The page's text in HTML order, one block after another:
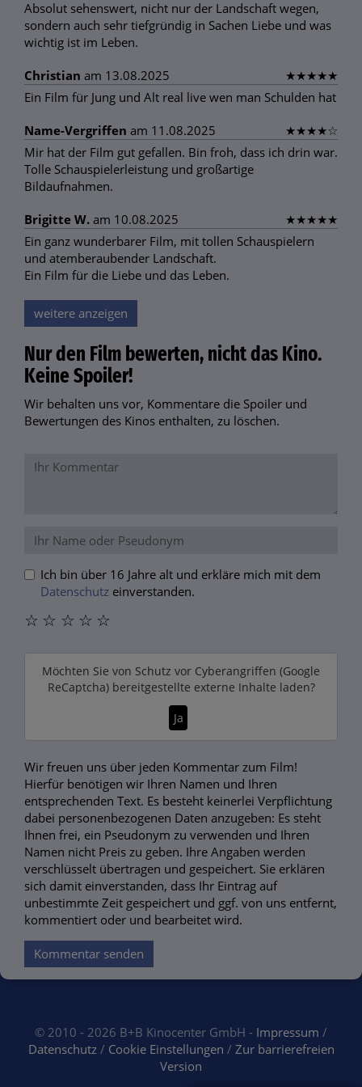
Absolut sehenswert, nicht nur der Landschaft wegen,
sondern auch sehr tiefgründig in Sachen Liebe und was
wichtig ist im Leben.
Christian am 13.08.2025 ★★★★★
Ein Film für Jung und Alt real live wen man Schulden hat
Name-Vergriffen am 11.08.2025 ★★★★☆
Mir hat der Film gut gefallen. Bin froh, dass ich drin war.
Tolle Schauspielerleistung und großartige
Bildaufnahmen.
Brigitte W. am 10.08.2025 ★★★★★
Ein ganz wunderbarer Film, mit tollen Schauspielern
und atemberaubender Landschaft.
Ein Film für die Liebe und das Leben.
weitere anzeigen
Nur den Film bewerten, nicht das Kino.
Keine Spoiler!
Wir behalten uns vor, Kommentare die Spoiler und
Bewertungen des Kinos enthalten, zu löschen.
Ich bin über 16 Jahre alt und erkläre mich mit dem
Datenschutz einverstanden.
☆
☆
☆
☆
☆
Möchten Sie von Schutz vor Cyberangriffen (Google
ReCaptcha)bereitgestellte externe Inhalte laden?
Ja
Wir freuen uns über jeden Kommentar zum Film!
Hierfür benötigen wir Ihren Namen und Ihren
entsprechenden Text. Es besteht keinerlei Verpflichtung
dabei personenbezogenen Daten anzugeben: Es steht
Ihnen frei, ein Pseudonym zu verwenden und Ihren
Namen nicht Preis zu geben. Ihre Angaben werden
verschlüsselt übertragen und gespeichert. Sie erklären
sich damit einverstanden, dass Ihr Eintrag auf
unbestimmte Zeit gespeichert und ggf. von uns entfernt,
kommentiert oder und bearbeitet wird.
Kommentar senden
© 2010 - 2026 B+B Kinocenter GmbH - Impressum /
Datenschutz/ Cookie Einstellungen / Zur barrierefreien
Version